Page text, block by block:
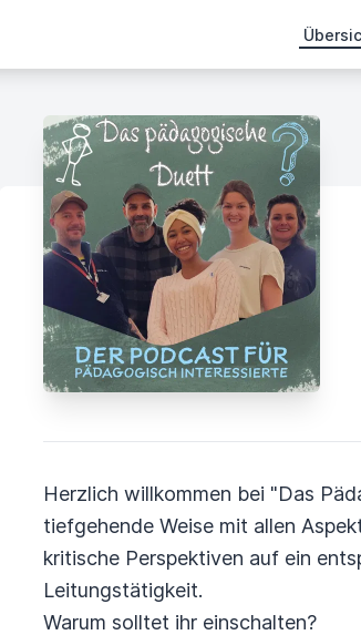
Herzlich willkommen bei "Das
tiefgehende Weise mit allen
kritische Perspektiven auf ein
Leitungstätigkeit.
Warum solltet ihr einschalten?